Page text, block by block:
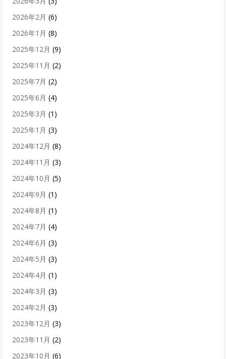
2026年2月 (6)
2026年1月 (8)
2025年12月 (9)
2025年11月 (2)
2025年7月 (2)
2025年6月 (4)
2025年3月 (1)
2025年1月 (3)
2024年12月 (8)
2024年11月 (3)
2024年10月 (5)
2024年9月 (1)
2024年8月 (1)
2024年7月 (4)
2024年6月 (3)
2024年5月 (3)
2024年4月 (1)
2024年3月 (3)
2024年2月 (3)
2023年12月 (3)
2023年11月 (2)
2023年10月 (6)